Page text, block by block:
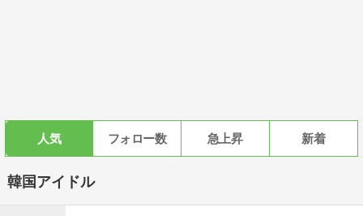
人気 フォロー数 急上昇 新着
韓国アイドル